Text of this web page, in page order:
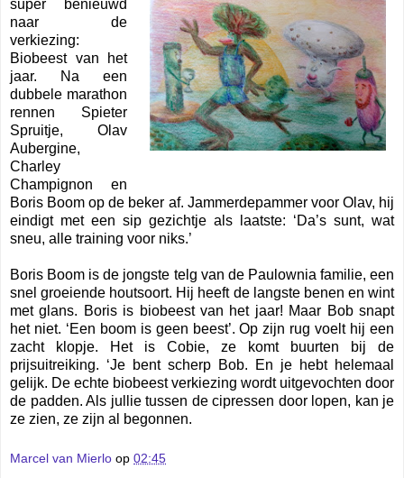
super benieuwd
naar de
verkiezing:
Biobeest van het
jaar. Na een
dubbele marathon
rennen Spieter
Spruitje, Olav
Aubergine,
Charley
Champignon en
Boris Boom op de beker af. Jammerdepammer voor Olav, hij
eindigt met een sip gezichtje als laatste: ‘Da’s sunt, wat
sneu, alle training voor niks.’
Boris Boom is de jongste telg van de Paulownia familie, een
snel groeiende houtsoort. Hij heeft de langste benen en wint
met glans. Boris is biobeest van het jaar! Maar Bob snapt
het niet. ‘Een boom is geen beest’. Op zijn rug voelt hij een
zacht klopje. Het is Cobie, ze komt buurten bij de
prijsuitreiking. ‘Je bent scherp Bob. En je hebt helemaal
gelijk. De echte biobeest verkiezing wordt uitgevochten door
de padden. Als jullie tussen de cipressen door lopen, kan je
ze zien, ze zijn al begonnen.
Marcel van Mierlo op 02:45